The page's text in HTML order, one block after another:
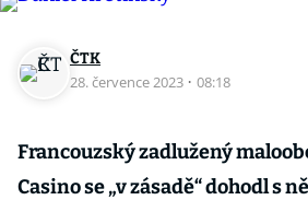
ČTK
28. července 2023 · 08:18
Francouzský zadlužený
Casino se „v zásadě“ dohodl s